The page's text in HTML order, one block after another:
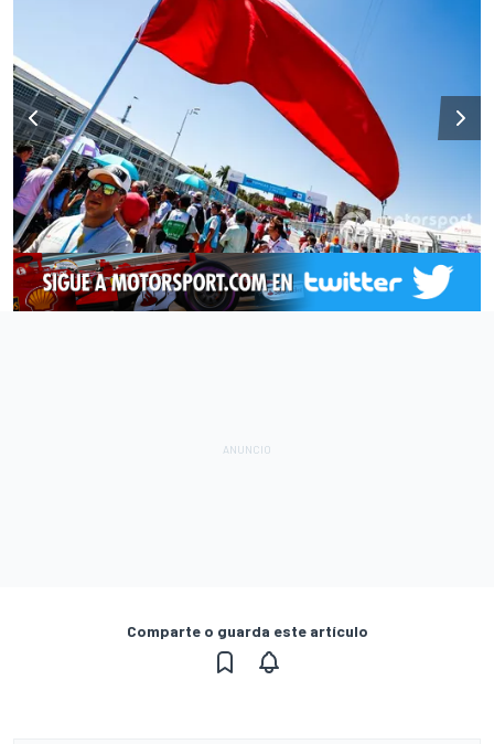
Comparte o guarda este artículo